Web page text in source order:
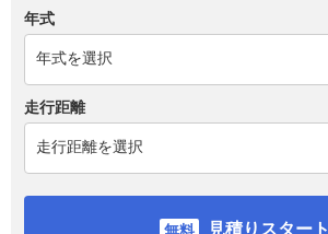
年式
走行距離
見積りスタート